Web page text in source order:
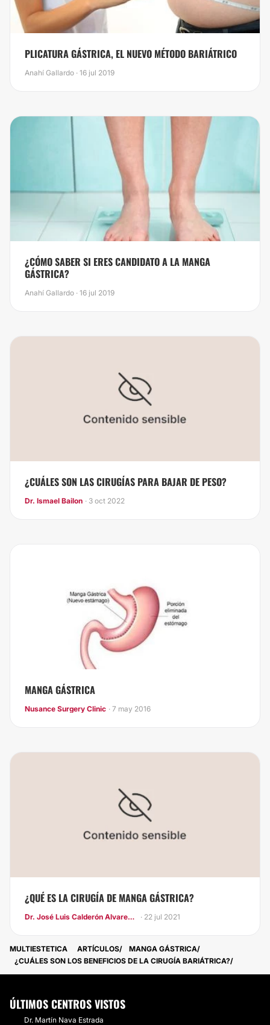
​PLICATURA GÁSTRICA, EL NUEVO MÉTODO BARIÁTRICO
Anahí Gallardo · 16 jul 2019
​¿CÓMO SABER SI ERES CANDIDATO A LA MANGA
GÁSTRICA?
Anahí Gallardo · 16 jul 2019
¿CUÁLES SON LAS CIRUGÍAS PARA BAJAR DE PESO?
Dr. Ismael Bailon · 3 oct 2022
MANGA GÁSTRICA
Nusance Surgery Clinic · 7 may 2016
¿QUÉ ES LA CIRUGÍA DE MANGA GÁSTRICA?
Dr. José Luis Calderón Alvarez Tostado · 22 jul 2021
MULTIESTETICA ARTÍCULOS
MANGA GÁSTRICA
¿CUÁLES SON LOS BENEFICIOS DE LA CIRUGÍA BARIÁTRICA?
ÚLTIMOS CENTROS VISTOS
Dr. Martín Nava Estrada